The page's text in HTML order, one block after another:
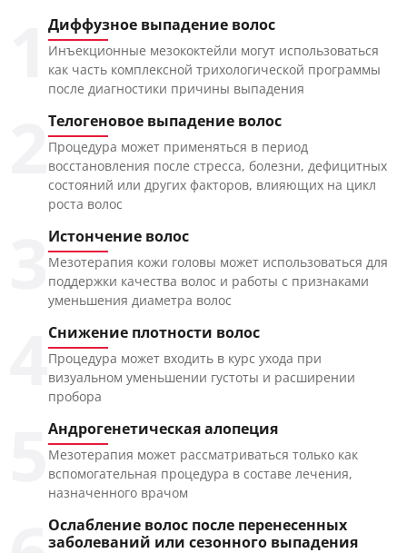
Диффузное выпадение волос
Инъекционные мезококтейли могут использоваться
как часть комплексной трихологической программы
после диагностики причины выпадения
Телогеновое выпадение волос
Процедура может применяться в период
восстановления после стресса, болезни, дефицитных
состояний или других факторов, влияющих на цикл
роста волос
Истончение волос
Мезотерапия кожи головы может использоваться для
поддержки качества волос и работы с признаками
уменьшения диаметра волос
Снижение плотности волос
Процедура может входить в курс ухода при
визуальном уменьшении густоты и расширении
пробора
Андрогенетическая алопеция
Мезотерапия может рассматриваться только как
вспомогательная процедура в составе лечения,
назначенного врачом
Ослабление волос после перенесенных
заболеваний или сезонного выпадения